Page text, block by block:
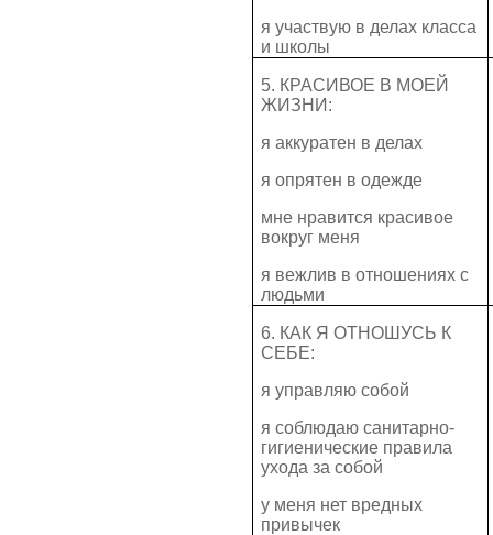
я участвую в делах класса
и школы
5. КРАСИВОЕ В МОЕЙ
ЖИЗНИ:
я аккуратен в делах
я опрятен в одежде
мне нравится красивое
вокруг меня
я вежлив в отношениях с
людьми
6. КАК Я ОТНОШУСЬ К
СЕБЕ:
я управляю собой
я соблюдаю санитарно-
гигиенические правила
ухода за собой
у меня нет вредных
привычек